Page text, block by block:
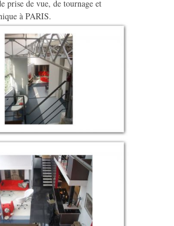
prise de vue, de tournage et
à PARIS.